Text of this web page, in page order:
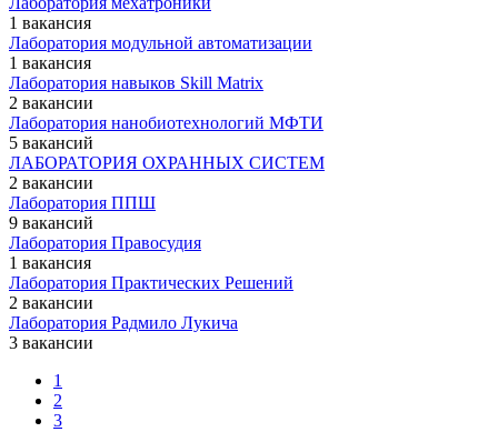
1 вакансия
Лаборатория модульной автоматизации
1 вакансия
Лаборатория навыков Skill Matrix
2 вакансии
Лаборатория нанобиотехнологий МФТИ
5 вакансий
ЛАБОРАТОРИЯ ОХРАННЫХ СИСТЕМ
2 вакансии
Лаборатория ППШ
9 вакансий
Лаборатория Правосудия
1 вакансия
Лаборатория Практических Решений
2 вакансии
Лаборатория Радмило Лукича
3 вакансии
1
2
3